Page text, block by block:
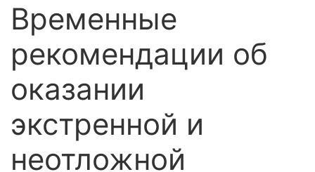
Временные
рекомендации об
оказании
экстренной и
неотложной